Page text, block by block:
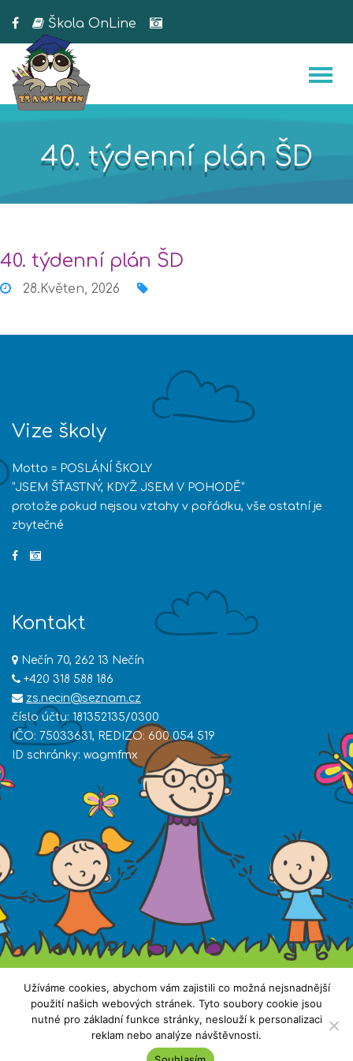
Škola OnLine
40. týdenní plán ŠD
40. týdenní plán ŠD
28.Květen, 2026
Vize školy
Motto = POSLÁNÍ ŠKOLY
“JSEM ŠŤASTNÝ, KDYŽ JSEM V POHODĚ”
protože pokud nejsou vztahy v pořádku, vše ostatní je
zbytečné
Kontakt
Nečín 70, 262 13 Nečín
+420 318 588 186
zs.necin@seznam.cz
číslo účtu: 181352135/0300
IČO: 75033631, REDIZO: 600 054 519
ID schránky: wagmfmx
Všechna práva vyhrazena. Copyright © 2019 ZŠ
Užíváme cookies, abychom vám zajistili co možná nejsnadnější
použití našich webových stránek. Tyto soubory cookie jsou
nutné pro základní funkce stránky, neslouží k personalizaci
reklam nebo analýze návštěvnosti.